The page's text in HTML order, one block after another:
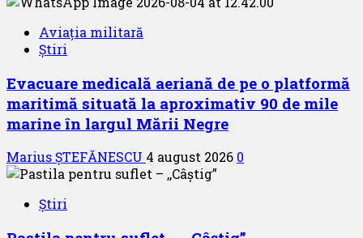
Aviația militară
Știri
Evacuare medicală aeriană de pe o platformă
maritimă situată la aproximativ 90 de mile
marine în largul Mării Negre
Marius ȘTEFĂNESCU 4 august 2026 0
Știri